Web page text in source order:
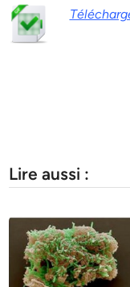
Lire aussi :